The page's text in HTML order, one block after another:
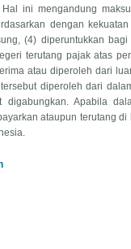
Hal ini mengandung
dengan
(4) diperuntukkan
terutang pajak atas
atau diperoleh dari
diperoleh dari
digabungkan. Apabila
ataupun terutang